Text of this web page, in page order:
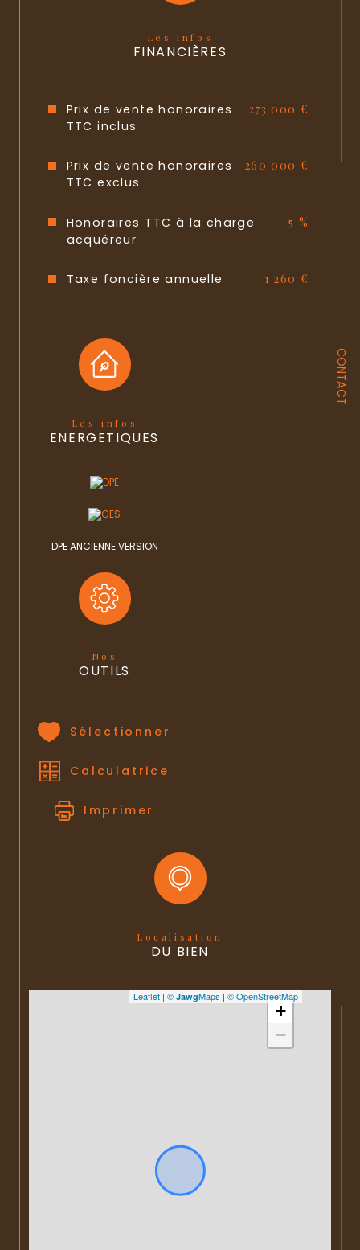
CONTACT
Copropriété
Les infos
FINANCIÈRES
Prix de vente honoraires
TTC inclus
273 000 €
Prix de vente honoraires
TTC exclus
260 000 €
Honoraires TTC à la charge
acquéreur
5 %
Taxe foncière annuelle 1 260 €
Les infos
ENERGETIQUES
DPE ANCIENNE VERSION
Nos
OUTILS
Sélectionner
Calculatrice
Imprimer
Localisation
DU BIEN
+
−
Leaflet | © JawgMaps | © OpenStreetMap